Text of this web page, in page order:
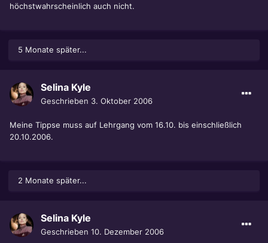
höchstwahrscheinlich auch nicht.
5 Monate später...
Selina Kyle
Geschrieben 3. Oktober 2006
Meine Tippse muss auf Lehrgang vom 16.10. bis einschließlich
20.10.2006.
2 Monate später...
Selina Kyle
Geschrieben 10. Dezember 2006